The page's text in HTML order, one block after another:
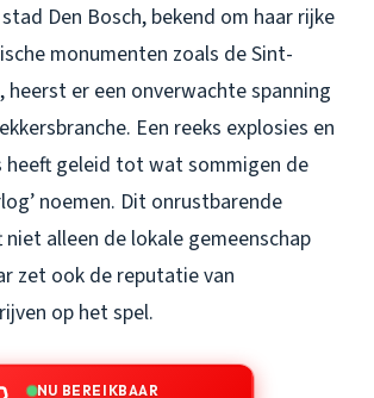
Den Bosch, bekend om haar rijke
monumenten zoals de Sint-
heerst er een onverwachte spanning
Een reeks explosies en
geleid tot wat sommigen de
noemen. Dit onrustbarende
alleen de lokale gemeenschap
zet ook de reputatie van
op het spel.
NU BEREIKBAAR